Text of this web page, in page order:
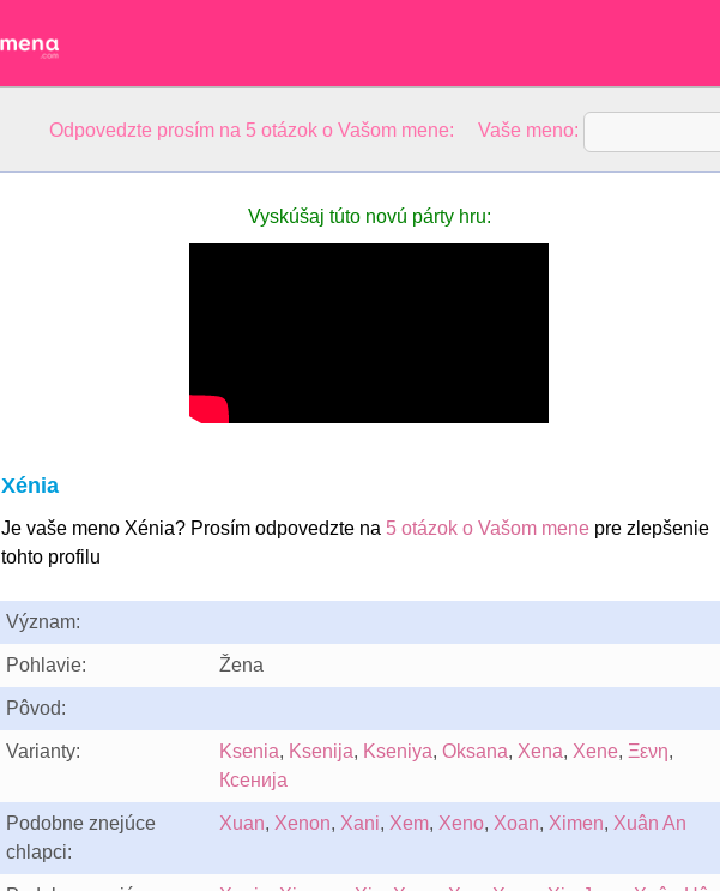
Odpovedzte prosím na 5 otázok o Vašom mene: Vaše meno:
Vyskúšaj túto novú párty hru:
Xénia
Je vaše meno Xénia? Prosím odpovedzte na 5 otázok o Vašom menepre zlepšenie
tohto profilu
Význam:
Pohlavie: Žena
Pôvod:
Varianty: Ksenia, Ksenija, Kseniya, Oksana, Xena, Xene, Ξενη,
Ксенија
Podobne znejúce
chlapci:
Xuan, Xenon, Xani, Xem, Xeno, Xoan, Ximen, Xuân An